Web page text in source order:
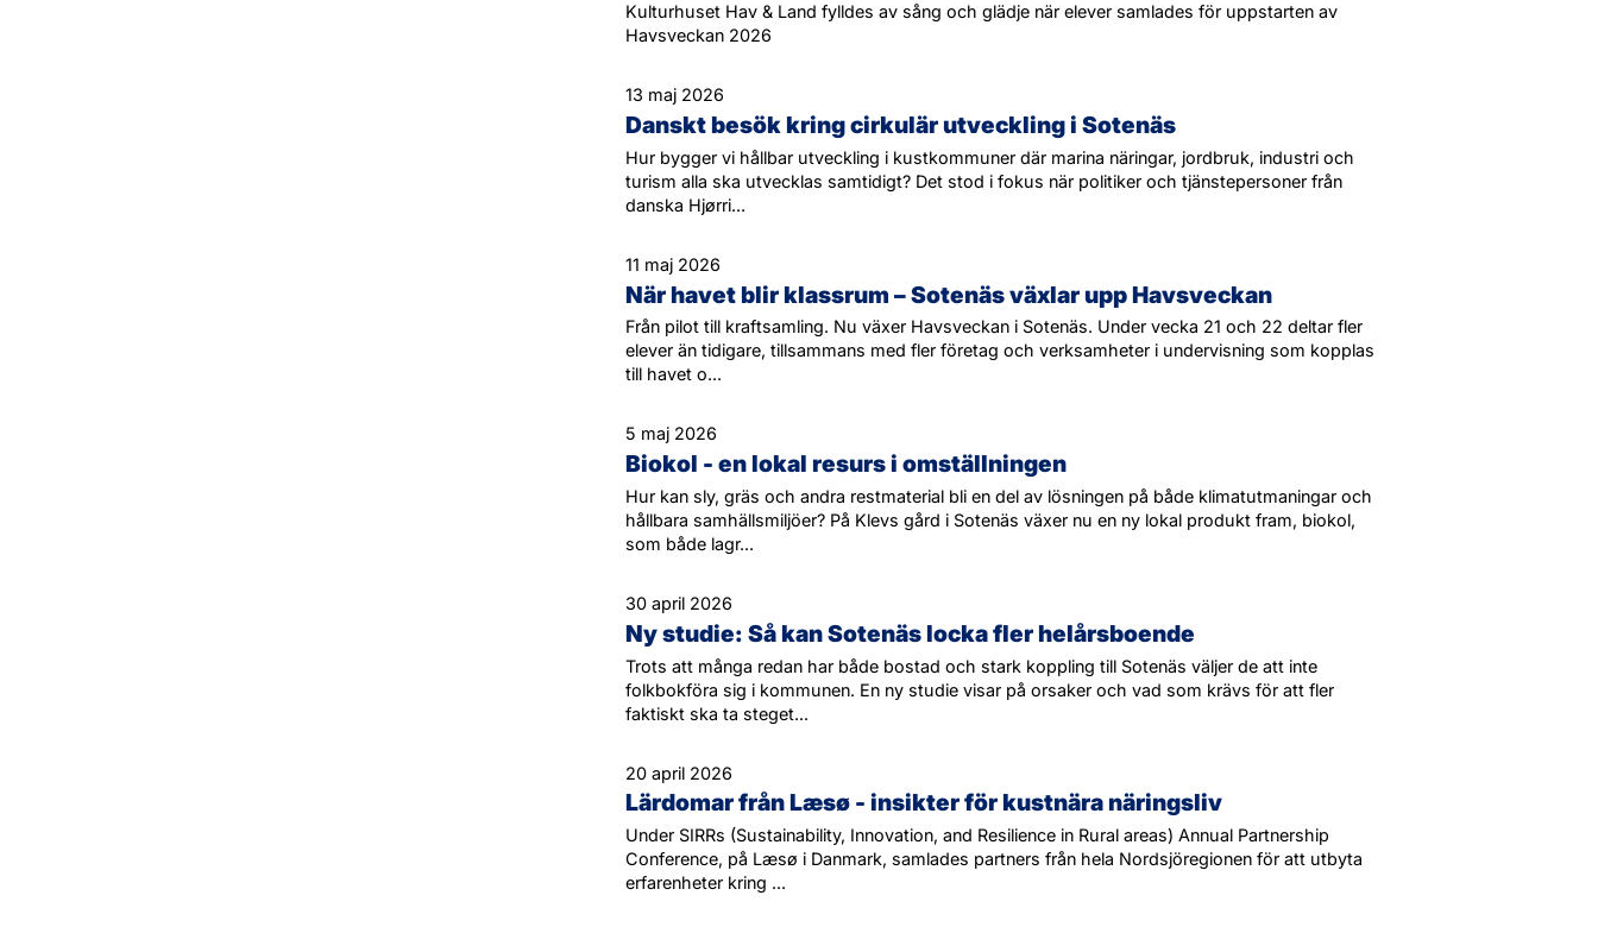
Kulturhuset Hav & Land fylldes av sång och glädje när elever samlades för uppstarten av
Havsveckan 2026
13 maj 2026
Danskt besök kring cirkulär utveckling i Sotenäs
Hur bygger vi hållbar utveckling i kustkommuner där marina näringar, jordbruk, industri och
turism alla ska utvecklas samtidigt? Det stod i fokus när politiker och tjänstepersoner från
danska Hjørri...
11 maj 2026
När havet blir klassrum – Sotenäs växlar upp Havsveckan
Från pilot till kraftsamling. Nu växer Havsveckan i Sotenäs. Under vecka 21 och 22 deltar fler
elever än tidigare, tillsammans med fler företag och verksamheter i undervisning som kopplas
till havet o...
5 maj 2026
Biokol - en lokal resurs i omställningen
Hur kan sly, gräs och andra restmaterial bli en del av lösningen på både klimatutmaningar och
hållbara samhällsmiljöer? På Klevs gård i Sotenäs växer nu en ny lokal produkt fram, biokol,
som både lagr...
30 april 2026
Ny studie: Så kan Sotenäs locka fler helårsboende
Trots att många redan har både bostad och stark koppling till Sotenäs väljer de att inte
folkbokföra sig i kommunen. En ny studie visar på orsaker och vad som krävs för att fler
faktiskt ska ta steget...
20 april 2026
Lärdomar från Læsø - insikter för kustnära näringsliv
Under SIRRs (Sustainability, Innovation, and Resilience in Rural areas) Annual Partnership
Conference, på Læsø i Danmark, samlades partners från hela Nordsjöregionen för att utbyta
erfarenheter kring ...